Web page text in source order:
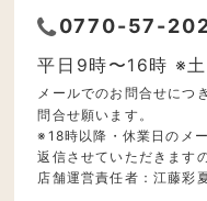
0770-57-
平日9時〜16時 ※
メールでのお問合せにつ
問合せ願います。
※18時以降・休業日のメ
返信させていただきます
店舗運営責任者：江藤彩